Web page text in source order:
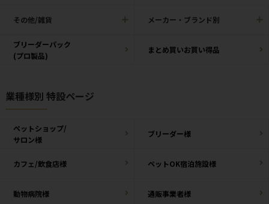
その他/雑貨 メーカー・ブランド別
ブリーダーパック
(プロ製品)
まとめ買いお買い得品
業種様別 特設ページ
ペットショップ/
サロン様
ブリーダー様
カフェ/飲食店様 ペットOK宿泊施設様
動物病院様 通販事業者様